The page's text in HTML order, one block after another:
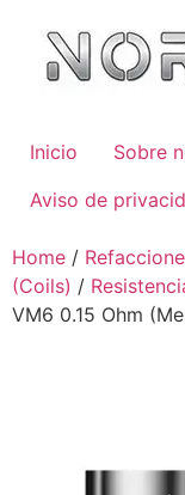
Inicio Sobre
Aviso de
Home /
(Coils) /
VM6 0.15 Ohm